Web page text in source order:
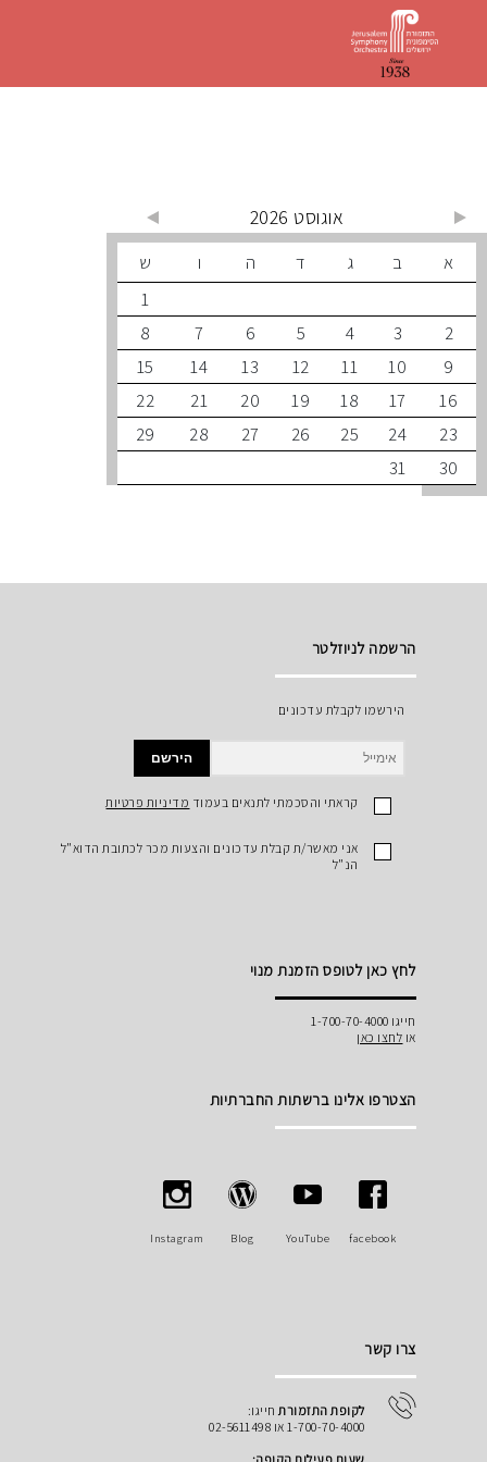
ב ד ה ו
ש
3
5
6
7
8
10
11
12
13
14
15
17
18
19
20
21
22
24
25
26
27
28
29
31
הרשמה לניוזלטר
הירשמו לקבלת עדכונים
קראתי והסכמתי לתנאים בעמודמדיניות פרטיות
אני מאשר/ת קבלת עדכונים והצעות מכר לכתובת הדוא"ל
הנ"ל
לחץ כאן לטופס הזמנת מנוי
לחצו כאן
הצטרפו אלינו ברשתות החברתיות
YouTube
Blog
Instagram
לקופת התזמורתחייגו:
1-700-70-4000 או 02-5611498